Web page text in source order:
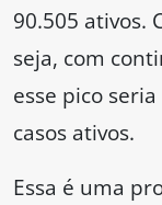
90.505 ativos.
seja, com
esse pico
casos ativos.
Essa é uma